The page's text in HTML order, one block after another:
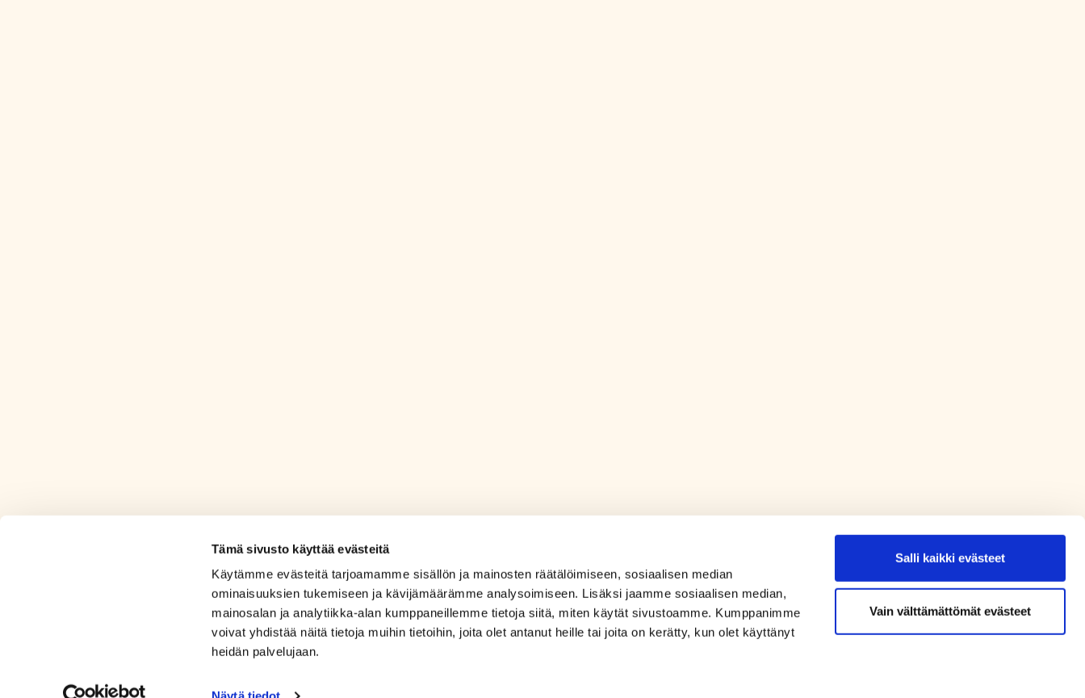
Tämä sivusto käyttää evästeitä
Käytämme evästeitä tarjoamamme sisällön ja mainosten räätälöimiseen, sosiaalisen median
ominaisuuksien tukemiseen ja kävijämäärämme analysoimiseen. Lisäksi jaamme sosiaalisen median,
mainosalan ja analytiikka-alan kumppaneillemme tietoja siitä, miten käytät sivustoamme. Kumppanimme
voivat yhdistää näitä tietoja muihin tietoihin, joita olet antanut heille tai joita on kerätty, kun olet käyttänyt
heidän palvelujaan.
Salli kaikki evästeet
Vain välttämättömät evästeet